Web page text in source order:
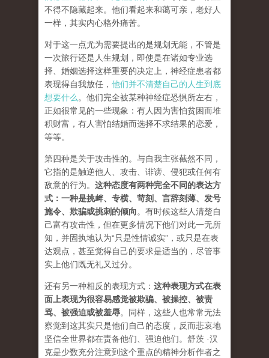
不得不隐藏起来。他们看起来和蔼可亲，老好人
一样，其实内心格外痛苦。
对于这一点尤为需要提出的是规划无能，不管是
一次旅行还是人生规划，即使是在诸如专业选
择、婚姻选择这样重要的决定上，神经症患者都
表现得自我放任， 他们并不清楚自己的人生到底
想要什么 。他们完全被某种神经症恐惧所左右，
正如很常见的一些现象：有人因为害怕贫困而堆
积财富，有人害怕结婚而选择不求结果的恋爱，
等等。
第四种是关于攻击性的。与自我主张截然不同，
它指的是触逆他人、攻击、诽谤、侵犯或任何有
敌意的行为。 这种态度有两种完全不同的表达方
式：一种是挑衅、专横、苛刻、言辞刻薄、发号
施令、欺骗或挑刺的倾向。有时候这些人清楚自
己富有攻击性，但在更多情况下他们对此一无所
知，并固执地认为“只是性情诚实”，或只是在表
达观点，甚至觉得自己的要求是适当的，尽管事
实上他们既无礼又过分。
还有另一种相反的表现方式： 这种表现方式在表
面上表现为很容易感觉被欺骗、被操控、被责
骂、被强迫或被羞辱。同样，这些人也常常无法
察觉到这其实只是他们自己的态度，反而悲哀地
坚信全世界都在责备他们、强迫他们。舒茨 ·汉
克是少数充分注意到这个重点的精神分析作者之